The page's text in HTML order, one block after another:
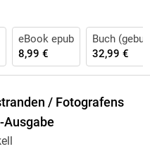
eBook epub
8,99 €
Buch
32,99 €
/ Fotografens